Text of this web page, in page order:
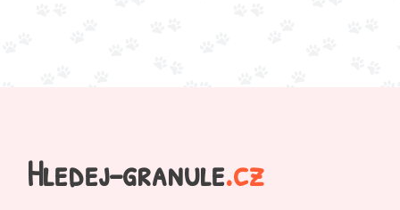
Hledej-granule.cz